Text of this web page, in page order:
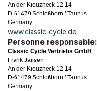
An der Kreuzheck 12-14
D-61479 Schloßborn / Taunus
Germany
www.classic-cycle.de
Personne responsable:
Classic Cycle Vertriebs GmbH
Frank Jansen
An der Kreuzheck 12-14
D-61479 Schloßborn / Taunus
Germany